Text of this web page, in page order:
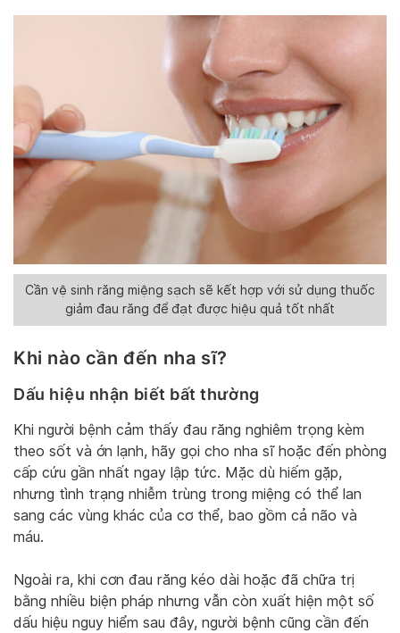
Cần vệ sinh răng miệng sạch sẽ kết hợp với sử dụng thuốc
giảm đau răng để đạt được hiệu quả tốt nhất
Khi nào cần đến nha sĩ?
Dấu hiệu nhận biết bất thường
Khi người bệnh cảm thấy đau răng nghiêm trọng kèm
theo sốt và ớn lạnh, hãy gọi cho nha sĩ hoặc đến phòng
cấp cứu gần nhất ngay lập tức. Mặc dù hiếm gặp,
nhưng tình trạng nhiễm trùng trong miệng có thể lan
sang các vùng khác của cơ thể, bao gồm cả não và
máu.
Ngoài ra, khi cơn đau răng kéo dài hoặc đã chữa trị
bằng nhiều biện pháp nhưng vẫn còn xuất hiện một số
dấu hiệu nguy hiểm sau đây, người bệnh cũng cần đến